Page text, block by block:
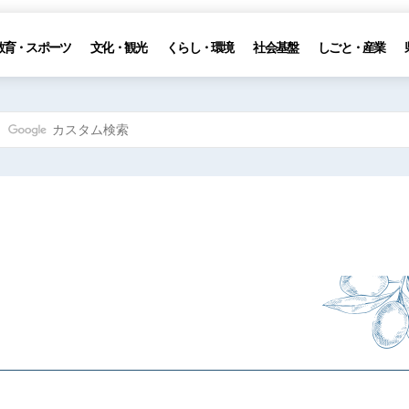
育・スポーツ 文化・観光 くらし・環境 社会基盤 しごと・産業